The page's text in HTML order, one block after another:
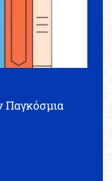
Παγκόσμια